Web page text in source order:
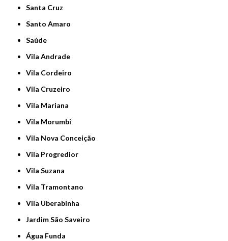
Santa Cruz
Santo Amaro
Saúde
Vila Andrade
Vila Cordeiro
Vila Cruzeiro
Vila Mariana
Vila Morumbi
Vila Nova Conceição
Vila Progredior
Vila Suzana
Vila Tramontano
Vila Uberabinha
jardim São Saveiro
Água Funda